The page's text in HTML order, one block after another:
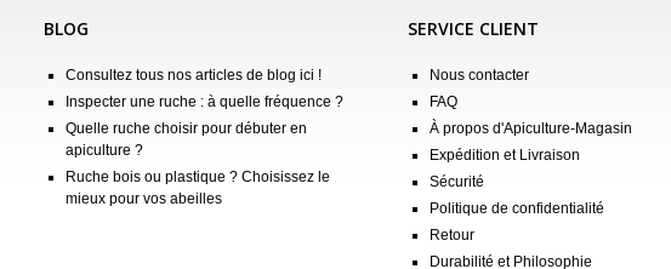
BLOG
Consultez tous nos articles de blog ici !
Inspecter une ruche : à quelle fréquence ?
Quelle ruche choisir pour débuter en
apiculture ?
Ruche bois ou plastique ? Choisissez le
mieux pour vos abeilles
SERVICE CLIENT
Nous contacter
FAQ
À propos d'Apiculture-Magasin
Expédition et Livraison
Sécurité
Politique de confidentialité
Retour
Durabilité et Philosophie